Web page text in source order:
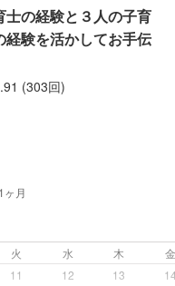
ベビーシッター
個別に相談
士の経験と３人の子育
経験を活かしてお手伝
(303回)
ヶ月
火 水 木
11 12 13